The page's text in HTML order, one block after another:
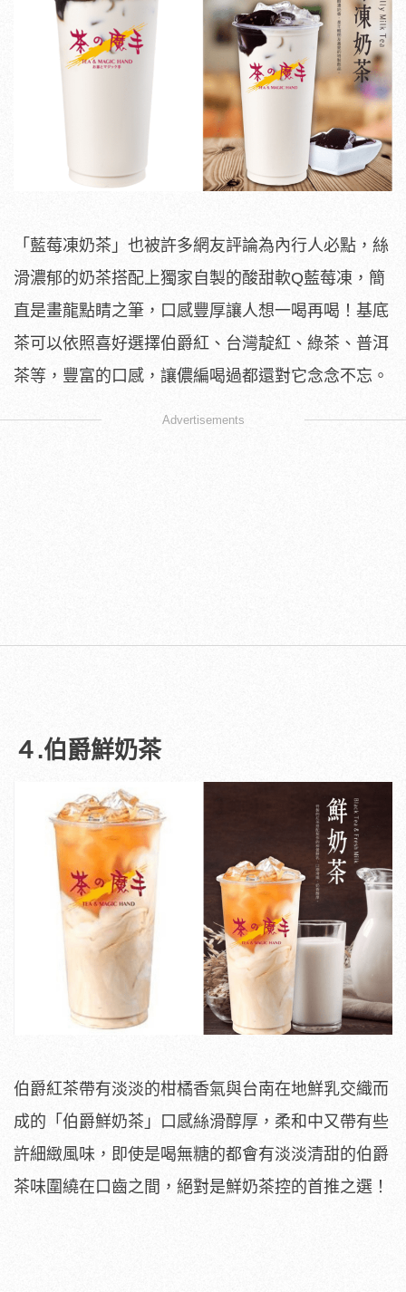
「藍莓凍奶茶」也被許多網友評論為內行人必點，絲
滑濃郁的奶茶搭配上獨家自製的酸甜軟Q藍莓凍，簡
直是畫龍點睛之筆，口感豐厚讓人想一喝再喝！基底
茶可以依照喜好選擇伯爵紅、台灣靛紅、綠茶、普洱
茶等，豐富的口感，讓儂編喝過都還對它念念不忘。
Advertisements
４.伯爵鮮奶茶
伯爵紅茶帶有淡淡的柑橘香氣與台南在地鮮乳交織而
成的「伯爵鮮奶茶」口感絲滑醇厚，柔和中又帶有些
許細緻風味，即使是喝無糖的都會有淡淡清甜的伯爵
茶味圍繞在口齒之間，絕對是鮮奶茶控的首推之選！